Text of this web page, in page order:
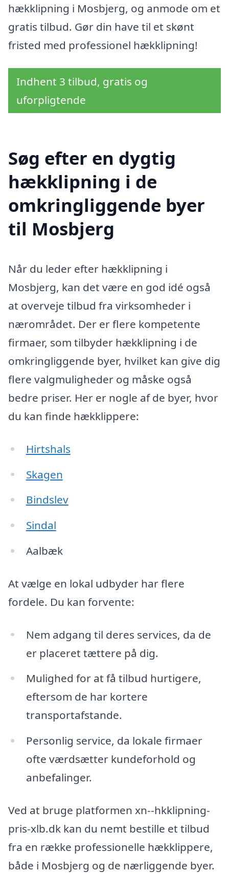
hækklipning i Mosbjerg, og anmode om et
gratis tilbud. Gør din have til et skønt
fristed med professionel hækklipning!
Indhent 3 tilbud, gratis og
uforpligtende
Søg efter en dygtig
hækklipning i de
omkringliggende byer
til Mosbjerg
Når du leder efter hækklipning i
Mosbjerg, kan det være en god idé også
at overveje tilbud fra virksomheder i
nærområdet. Der er flere kompetente
firmaer, som tilbyder hækklipning i de
omkringliggende byer, hvilket kan give dig
flere valgmuligheder og måske også
bedre priser. Her er nogle af de byer, hvor
du kan finde hækklippere:
Hirtshals
Skagen
Bindslev
Sindal
Aalbæk
At vælge en lokal udbyder har flere
fordele. Du kan forvente:
Nem adgang til deres services, da de
er placeret tættere på dig.
Mulighed for at få tilbud hurtigere,
eftersom de har kortere
transportafstande.
Personlig service, da lokale firmaer
ofte værdsætter kundeforhold og
anbefalinger.
Ved at bruge platformen xn--hkklipning-
pris-xlb.dk kan du nemt bestille et tilbud
fra en række professionelle hækklippere,
både i Mosbjerg og de nærliggende byer.